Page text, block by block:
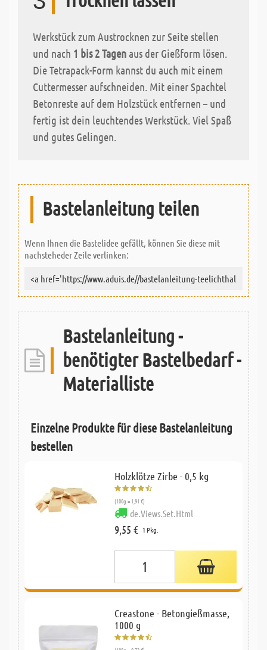
Werkstück zum Austrocknen zur Seite stellen
und nach 1 bis 2 Tagenaus der Gießform lösen.
Die Tetrapack-Form kannst du auch mit einem
Cuttermesser aufschneiden. Mit einer Spachtel
Betonreste auf dem Holzstück entfernen – und
fertig ist dein leuchtendes Werkstück. Viel Spaß
und gutes Gelingen.
Bastelanleitung teilen
Wenn Ihnen die Bastelidee gefällt, können Sie diese mit
nachsteheder Zeile verlinken:
Bastelanleitung -
benötigter Bastelbedarf -
Materialliste
Einzelne Produkte für diese Bastelanleitung
bestellen
Holzklötze Zirbe - 0,5 kg
(100g = 1,91 €)
de.Views.Set.Html
9,55 € 1 Pkg.
Creastone - Betongießmasse,
1000 g